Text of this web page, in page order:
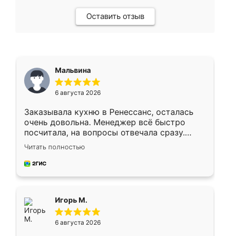
Оставить отзыв
Мальвина
6 августа 2026
Заказывала кухню в Ренессанс, осталась
очень довольна. Менеджер всё быстро
посчитала, на вопросы отвечала сразу.
Замерщик приехал в субботу, подошёл к
делу со всей ответственностью. Собрали
за день, ребята работали аккуратно, даже
Читать полностью
Игорь М.
6 августа 2026